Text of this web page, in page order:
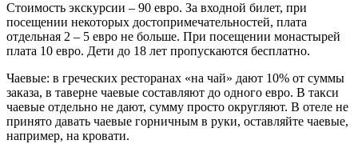
Стоимость экскурсии – 90 евро. За входной билет, при
посещении некоторых достопримечательностей, плата
отдельная 2 – 5 евро не больше. При посещении монастырей
плата 10 евро. Дети до 18 лет пропускаются бесплатно.
Чаевые: в греческих ресторанах «на чай» дают 10% от суммы
заказа, в таверне чаевые составляют до одного евро. В такси
чаевые отдельно не дают, сумму просто округляют. В отеле не
принято давать чаевые горничным в руки, оставляйте чаевые,
например, на кровати.